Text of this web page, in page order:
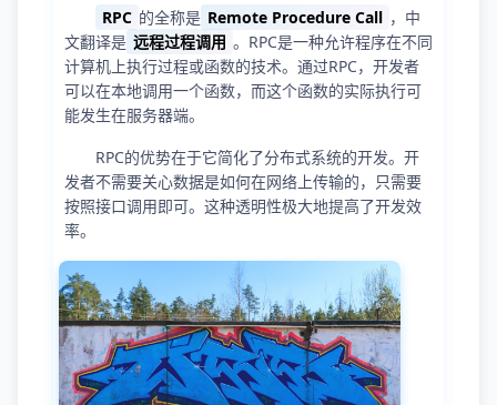
RPC 的全称是 Remote Procedure Call ，中
文翻译是 远程过程调用 。RPC是一种允许程序在不同
计算机上执行过程或函数的技术。通过RPC，开发者
可以在本地调用一个函数，而这个函数的实际执行可
能发生在服务器端。
RPC的优势在于它简化了分布式系统的开发。开
发者不需要关心数据是如何在网络上传输的，只需要
按照接口调用即可。这种透明性极大地提高了开发效
率。